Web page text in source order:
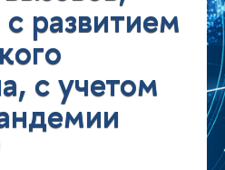
развитием
с учетом